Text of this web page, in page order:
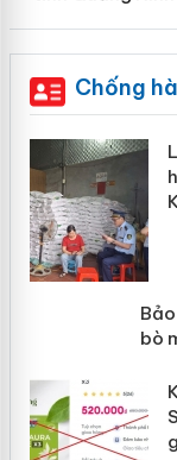
Chống